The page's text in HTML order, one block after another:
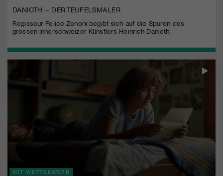
DANIOTH – DER TEUFELSMALER
Regisseur Felice Zenoni begibt sich auf die Spuren des
grossen Innerschweizer Künstlers Heinrich Danioth.
MIT WETTBEWERB